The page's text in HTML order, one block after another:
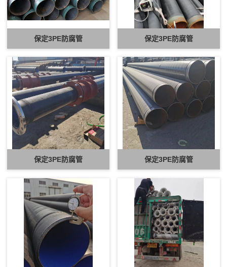
保定3PE防腐管 保定3PE防腐管
保定3PE防腐管 保定3PE防腐管